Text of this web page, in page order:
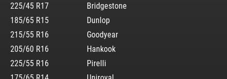
225/45 R17
185/65 R15
215/55 R16
205/60 R16
225/55 R16
Bridgestone
Dunlop
Goodyear
Hankook
Pirelli